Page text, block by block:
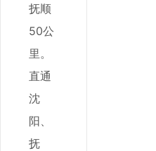
抚顺
50公
里。
直通
沈
阳、
抚